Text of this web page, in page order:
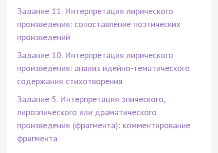
Задание 11. Интерпретация лирического
произведения: сопоставление поэтических
произведений
Задание 10. Интерпретация лирического
произведения: анализ идейно-тематического
содержания стихотворения
Задание 5. Интерпретация эпического,
лироэпического или драматического
произведения (фрагмента): комментирование
фрагмента